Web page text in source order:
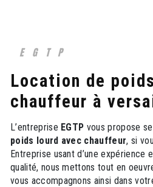
EGTP
location de poids lourd avec
chauffeur à
L’entreprise EGTP vous propose
poids lourd avec chauffeur, si
Entreprise usant d’une expérience
qualité, nous mettons tout en
vous accompagnons ainsi dans